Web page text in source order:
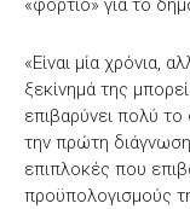
«φορτίο» για το
«Είναι μία χρόνια,
ξεκίνημά της
επιβαρύνει πολύ
την πρώτη
επιπλοκές που
προϋπολογισμούς